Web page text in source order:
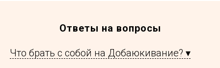
Ответы на вопросы
Что брать с собой на Добаюкивание? ▾